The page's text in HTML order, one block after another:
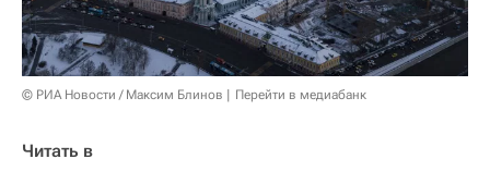
© РИА Новости / Максим Блинов Перейти в медиабанк
Читать в